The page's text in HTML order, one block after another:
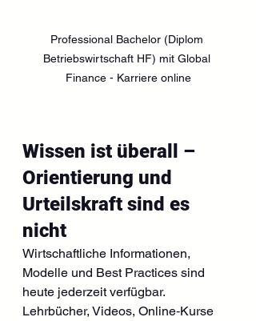
Professional Bachelor (Diplom
Betriebswirtschaft HF) mit Global
Finance - Karriere online
Wissen ist überall –
Orientierung und
Urteilskraft sind es
nicht
Wirtschaftliche Informationen,
Modelle und Best Practices sind
heute jederzeit verfügbar.
Lehrbücher, Videos, Online‑Kurse